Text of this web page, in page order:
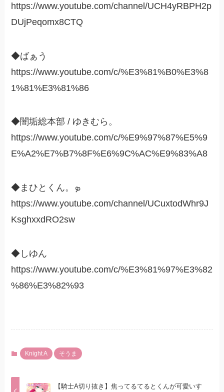
https://www.youtube.com/channel/UCH4yRBPH2p
DUjPeqomx8CTQ
◆ばぁう
https://www.youtube.com/c/%E3%81%B0%E3%8
1%81%E3%81%86
◆闇垢総本部 / ゆきむら。
https://www.youtube.com/c/%E9%97%87%E5%9
E%A2%E7%B7%8F%E6%9C%AC%E9%83%A8
◆まひとくん。ܤ
https://www.youtube.com/channel/UCuxtodWhr9J
KsghxxdRO2sw
◆しゆん
https://www.youtube.com/c/%E3%81%97%E3%82
%86%E3%82%93
Knight A そうま
【騎士A切り抜き】焦ってるてるとくんが可愛いす